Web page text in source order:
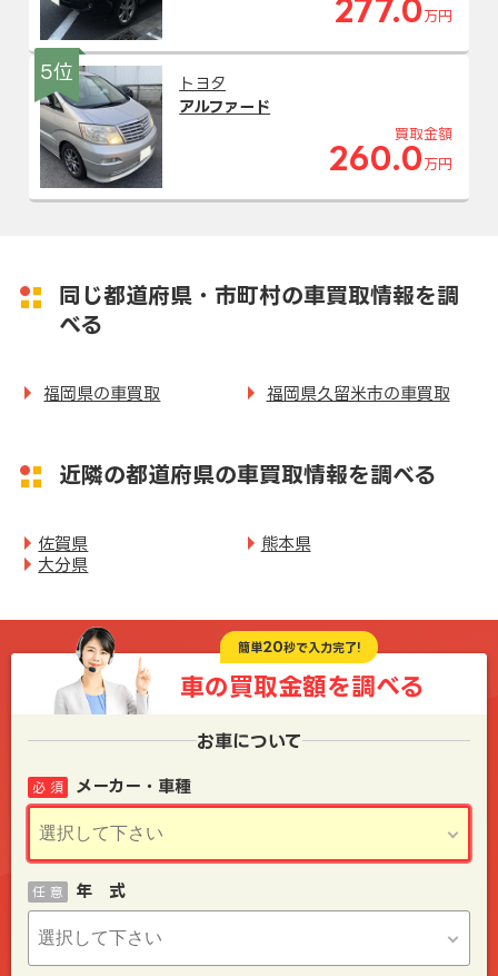
277.0 万円
5位
トヨタ
アルファード
買取金額
260.0 万円
同じ都道府県・市町村の車買取情報を調
べる
福岡県の車買取 福岡県久留米市の車買取
近隣の都道府県の車買取情報を調べる
佐賀県
熊本県
大分県
簡単20秒で入力完了!
車の買取金額を調べる
お車について
メーカー・車種
必 須
年 式
任 意